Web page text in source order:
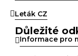
Leták CZ
Důležité
Informace pro